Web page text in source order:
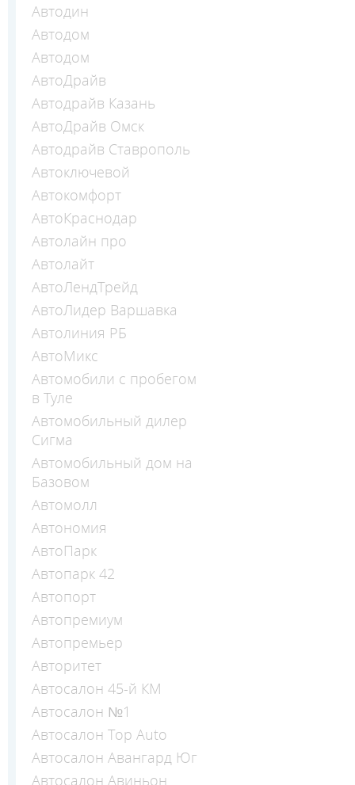
Автодин
Автодом
Автодом
АвтоДрайв
Автодрайв Казань
АвтоДрайв Омск
Автодрайв Ставрополь
Автоключевой
Автокомфорт
АвтоКраснодар
Автолайн про
Автолайт
АвтоЛендТрейд
АвтоЛидер Варшавка
Автолиния РБ
АвтоМикс
Автомобили с пробегом
в Туле
Автомобильный дилер
Сигма
Автомобильный дом на
Базовом
Автомолл
Автономия
АвтоПарк
Автопарк 42
Автопорт
Автопремиум
Автопремьер
Авторитет
Автосалон 45-й КМ
Автосалон №1
Автосалон Top Auto
Автосалон Авангард Юг
Автосалон Авиньон